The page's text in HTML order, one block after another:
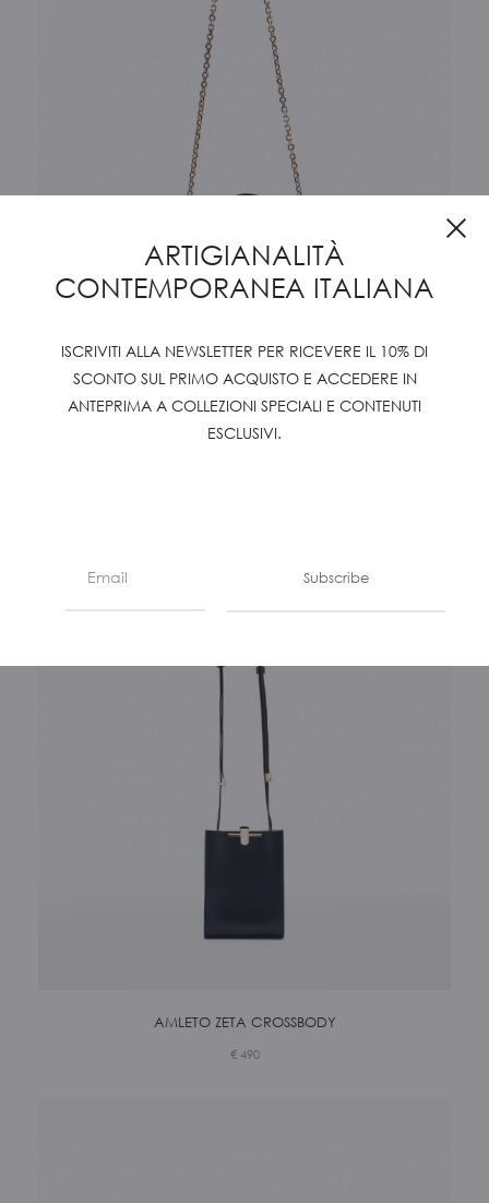
AMLETO ZETA CROSSBODY
€490
ARTIGIANALITÀ
CONTEMPORANEA ITALIANA
ISCRIVITI ALLA NEWSLETTER PER RICEVERE IL 10% DI
SCONTO SUL PRIMO ACQUISTO E ACCEDERE IN
ANTEPRIMA A COLLEZIONI SPECIALI E CONTENUTI
ESCLUSIVI.
Subscribe